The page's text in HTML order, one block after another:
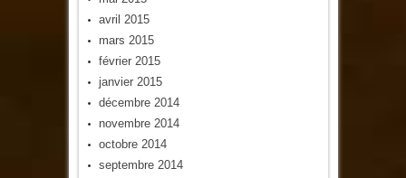
avril 2015
mars 2015
février 2015
janvier 2015
décembre 2014
novembre 2014
octobre 2014
septembre 2014